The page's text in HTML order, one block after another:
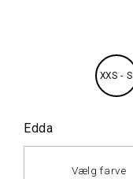
XXS - S
Edda
Vælg farve